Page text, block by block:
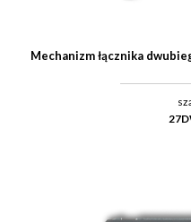
Mechanizm łącznika